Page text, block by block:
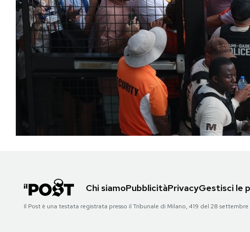
PODCAST
NEWSLETTER
AREA PERSONALEChi siamoPubblicitàPrivacyGestisci le
Il Post è una testata registrata presso il Tribunale di Milano, 419 del 28